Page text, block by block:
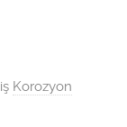
Korozyon